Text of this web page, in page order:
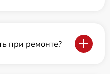
при ремонте?